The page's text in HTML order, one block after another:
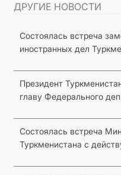
ДРУГИЕ НОВОСТИ
Состоялась встреча
иностранных дел
Президент
главу Федерального
Состоялась встреча
Туркменистана с